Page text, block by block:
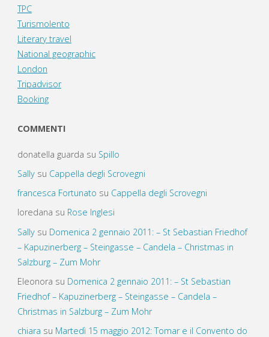
TPC
Turismolento
Literary travel
National geographic
London
Tripadvisor
Booking
COMMENTI
donatella guarda su Spillo
Sallysu Cappella degli Scrovegni
francesca Fortunato su Cappella degli Scrovegni
loredana su Rose Inglesi
Sallysu Domenica 2 gennaio 2011: – St Sebastian Friedhof
– Kapuzinerberg – Steingasse – Candela – Christmas in
Salzburg – Zum Mohr
Eleonora su Domenica 2 gennaio 2011: – St Sebastian
Friedhof – Kapuzinerberg – Steingasse – Candela –
Christmas in Salzburg – Zum Mohr
chiara su Martedì 15 maggio 2012: Tomar e il Convento do